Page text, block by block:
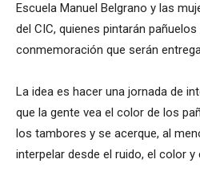
Escuela Manuel Belgrano y las
del CIC, quienes pintarán
conmemoración que serán
La idea es hacer una jornada de
que la gente vea el color de los
los tambores y se acerque, al
interpelar desde el ruido, el color y